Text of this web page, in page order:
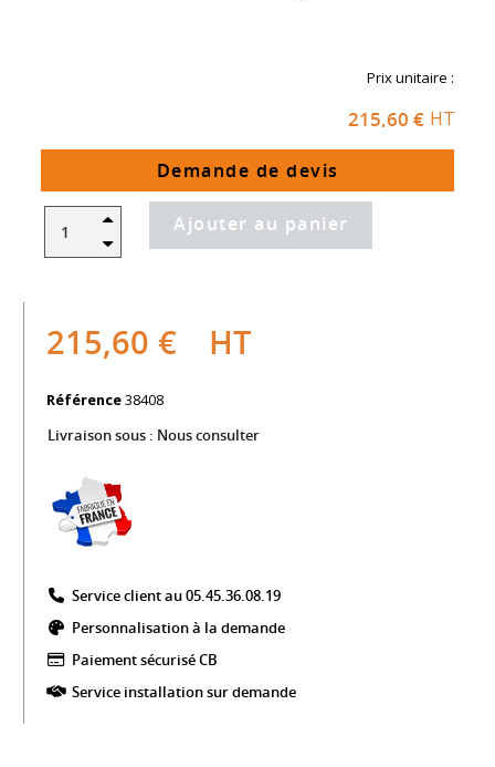
Prix unitaire :
215,60 € HT
Demande de devis
Ajouter au panier
215,60 € HT
Référence38408
Livraison sous : Nous consulter
Service client au 05.45.36.08.19​
Personnalisation à la demande
Paiement sécurisé CB​
Service installation sur demande